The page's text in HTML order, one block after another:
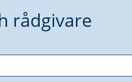
rådgivare